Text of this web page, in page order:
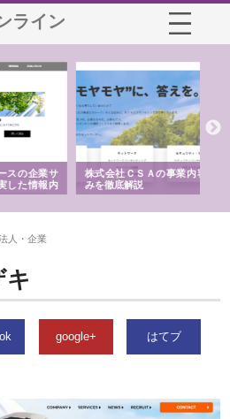
ライン
サ
内
株式会社ＣＳＡの事業内容と強
みを徹底解説
人・企業
キ
google+ はてブ